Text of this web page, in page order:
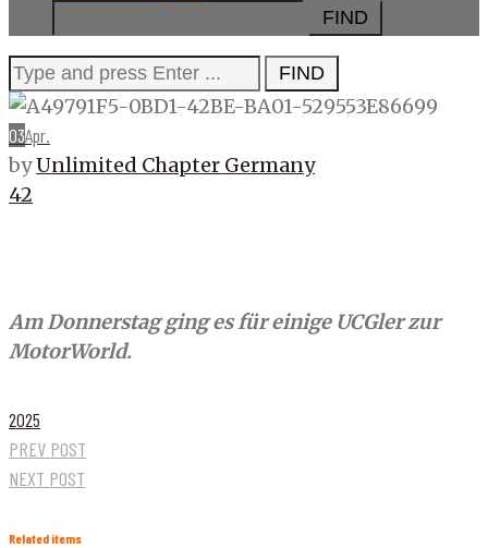
for:
Search
for:
03Apr.
byUnlimited Chapter Germany
42
Am Donnerstag ging es für einige UCGler zur
MotorWorld.
2025
PREV POST
NEXT POST
Related items